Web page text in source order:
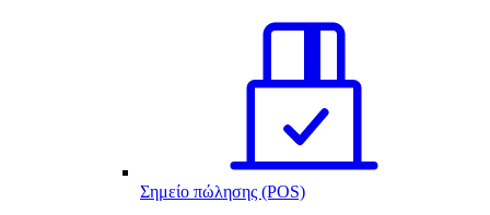
Σημείο πώλησης (POS)